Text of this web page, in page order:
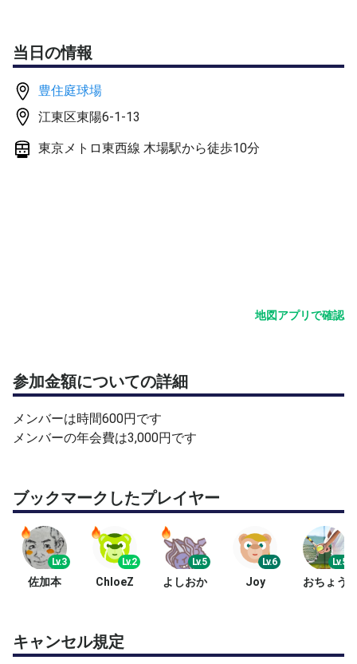
お遊びで少しだけテニスをやっていた方、以前テニスをや
っていて再開したい方、現在スクール・サークルに通って
いるけどもっともっと練習をしたい方などにオススメのメ
ニューになっております。
球出しをドンドンいたしますのでたっぷりとボール
を打って頂きますのでご安心ください。
・ショートラリー、ロングラリー、ボレーボレーの練習
・サーブ、リターン、サーブ＆ボレーの練習
・ダブルス、ボレー対ストローク、半面サービスリターン
【主催者について】
おりました。
小学生、一般も含め、テニスクラブを主催した経験がござ
います。
70歳、元障害者で幼少時の事故で脚に軽い障害がござい
ます。
ら行いませんのでご安心ください。
参加人数、リクエストに応じて練習プログラムは自由に変
当日の情報
豊住庭球場
江東区東陽6-1-13
東京メトロ東西線 木場駅から徒歩10分
地図アプリで確認
参加金額についての詳細
メンバーは時間600円です
メンバーの年会費は3,000円です
ブックマークしたプレイヤー
Lv.3
佐加本
Lv.2
ChloeZ
Lv.5
よしおか
Lv.6
Joy
Lv.5
おちょう
キャンセル規定